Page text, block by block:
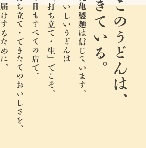
ここのうどんは、
生きている。
丸亀製麺は信じています。
おいしいうどんは
「打ち立て・生」でこそ。
今日もすべての店で、
打ち立て・できたてのおいしさを、
お届けするために、